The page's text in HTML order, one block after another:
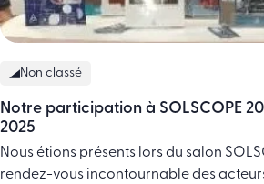
Non classé
Notre participation à SOLSCOPE
2025
Nous étions présents lors du salon
rendez-vous incontournable des